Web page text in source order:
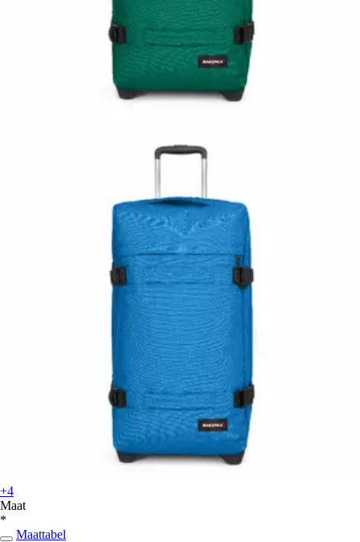
+4
Maat
*
Maattabel